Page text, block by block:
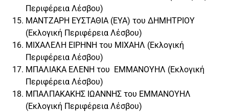
Περιφέρεια Λέσβου)
ΜΑΝΤΖΑΡΗ ΕΥΣΤΑΘΙΑ (ΕΥΑ) του ΔΗΜΗΤΡΙΟΥ
(Εκλογική Περιφέρεια Λέσβου)
ΜΙΧΑΛΕΛΗ ΕΙΡΗΝΗ του ΜΙΧΑΗΛ (Εκλογική
Περιφέρεια Λέσβου)
ΜΠΑΛΙΑΚΑ ΕΛΕΝΗ του ΕΜΜΑΝΟΥΗΛ (Εκλογική
Περιφέρεια Λέσβου)
ΜΠΑΛΠΑΚΑΚΗΣ ΙΩΑΝΝΗΣ του ΕΜΜΑΝΟΥΗΛ
(Εκλογική Περιφέρεια Λέσβου)